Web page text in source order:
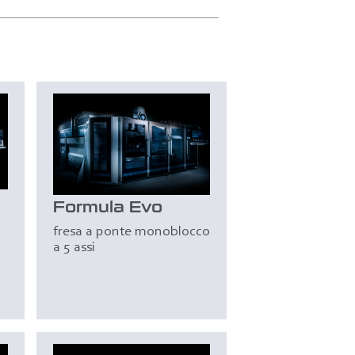
Formula Evo
fresa a ponte monoblocco
a 5 assi